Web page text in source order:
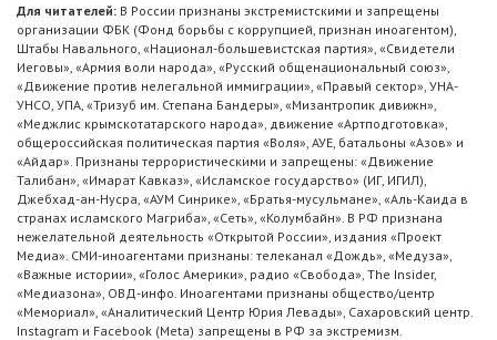
Для читателей: В России признаны экстремистскими и запрещены
организации ФБК (Фонд борьбы с коррупцией, признан иноагентом),
Штабы Навального, «Национал-большевистская партия», «Свидетели
Иеговы», «Армия воли народа», «Русский общенациональный союз»,
«Движение против нелегальной иммиграции», «Правый сектор», УНА-
УНСО, УПА, «Тризуб им. Степана Бандеры», «Мизантропик дивижн»,
«Меджлис крымскотатарского народа», движение «Артподготовка»,
общероссийская политическая партия «Воля», АУЕ, батальоны «Азов» и
«Айдар». Признаны террористическими и запрещены: «Движение
Талибан», «Имарат Кавказ», «Исламское государство» (ИГ, ИГИЛ),
Джебхад-ан-Нусра, «АУМ Синрике», «Братья-мусульмане», «Аль-Каида в
странах исламского Магриба», «Сеть», «Колумбайн». В РФ признана
нежелательной деятельность «Открытой России», издания «Проект
Медиа». СМИ-иноагентами признаны: телеканал «Дождь», «Медуза»,
«Важные истории», «Голос Америки», радио «Свобода», The Insider,
«Медиазона», ОВД-инфо. Иноагентами признаны общество/центр
«Мемориал», «Аналитический Центр Юрия Левады», Сахаровский центр.
Instagram и Facebook (Metа) запрещены в РФ за экстремизм.